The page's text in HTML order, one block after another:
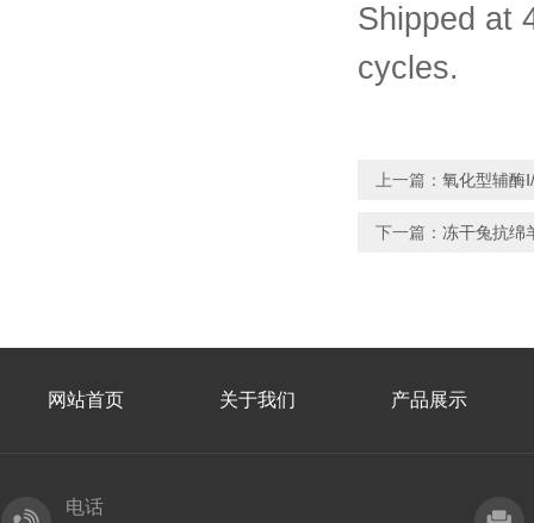
Shipped at
cycles.
上一篇： 氧化型辅酶
下一篇： 冻干兔抗绵
网站首页 关于我们 产品展示
电话